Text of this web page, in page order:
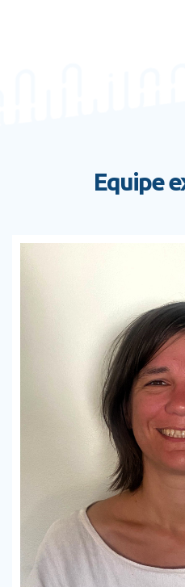
Equipe